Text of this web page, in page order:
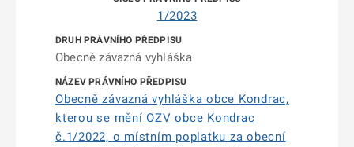
1/2023
Obecně závazná vyhláška
Obecně závazná vyhláška obce Kondrac,
kterou se mění OZV obce Kondrac
č.1/2022, o místním poplatku za obecní